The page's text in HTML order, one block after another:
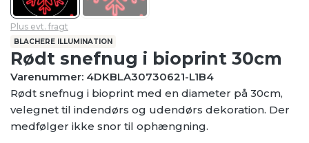
Plus evt. fragt
BLACHERE ILLUMINATION
Rødt snefnug i bioprint 30cm
Varenummer: 4DKBLA30730621-L1B4
Rødt snefnug i bioprint med en diameter på 30cm,
velegnet til indendørs og udendørs dekoration. Der
medfølger ikke snor til ophængning.